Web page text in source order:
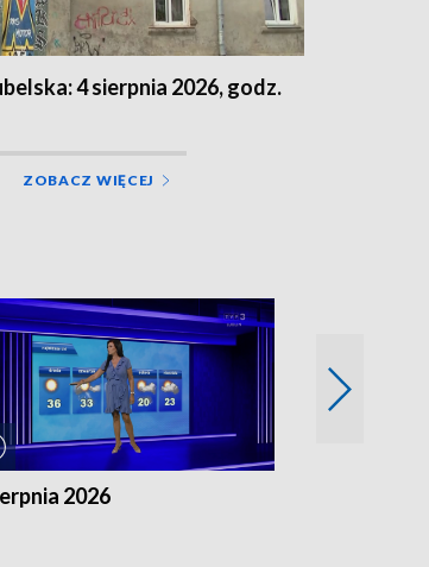
4 sierpnia 2026, godz.
ZOBACZ WIĘCEJ
2026